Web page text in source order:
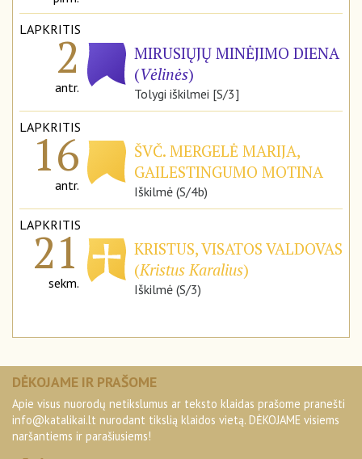
LAPKRITIS
2
antr.
MIRUSIŲJŲ MINĖJIMO DIENA
(Vėlinės)
Tolygi iškilmei [S/3]
LAPKRITIS
16
antr.
ŠVČ. MERGELĖ MARIJA,
GAILESTINGUMO MOTINA
Iškilmė (S/4b)
LAPKRITIS
21
sekm.
KRISTUS, VISATOS VALDOVAS
(Kristus Karalius)
Iškilmė (S/3)
DĖKOJAME IR PRAŠOME
Apie visus nuorodų netikslumus ar teksto klaidas prašome pranešti
info@katalikai.lt nurodant tikslią klaidos vietą. DĖKOJAME visiems
naršantiems ir parašiusiems!